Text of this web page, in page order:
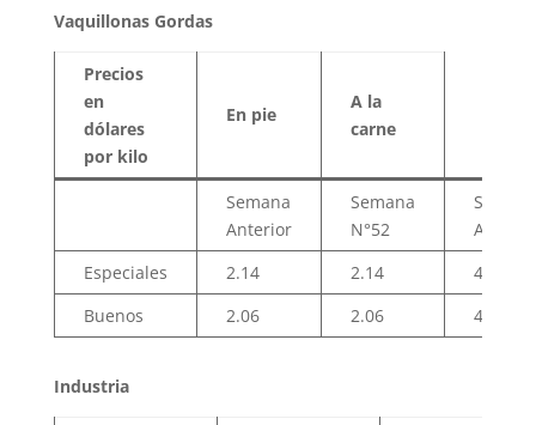
Vaquillonas Gordas
Precios
en
dólares
por kilo
En pie
A la
carne
Semana
Anterior
Semana
N°52
Especiales
2.14 2.14
4.20
Buenos
2.06 2.06 4.14
Industria